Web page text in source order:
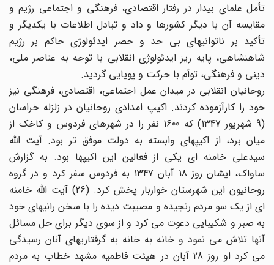
تأمل علمای بیدار در رفتار اقتصادی، فرهنگی و اجتماعی رژیم و
مقایسه آن با دیگر کشورها و داد و تبادل اطلاعات با یکدیگر و
تأکید بر ناتوانیهای بی حد و حصر ایدئولوژی حاکم بر رژیم
شاهنشاهی، پایه ریز ایدئولوژی انقلابی با توجه به عناصر ملی،
دینی و فرهنگی، توأم با حرکت و پویایی گردید.
روحانیان انقلابی در میدان عمل اجتماعی، اقتصادی، فرهنگی نیز
خود را کارآزموده کردند. اکیپ امدادی روحانیان در زلزله خراسان
(9 شهریور 1347) که 1600 نفر را در شهرهای فردوس و کاخک از
میان برد، از اکیپهای وابسته به دولت موفق تر بود. آیت الله
سیدعلی خامنه ای یکی از فعالین این اکیپها بود. به گزارش
ساواک، ایشان روز 18 آبان 1347 به فردوس سفر کرد و در گروه
روحانیون این شهرستان خواربار پخش کرد. (26) آیت الله خامنه
ای از یک سو مردم رنجیده و مصیبت دیده را با سخن رانیهای خود
به صبر و شکیبایی دعوت می کرد و از سوی دیگر برای حل مسائل
آنها تلاش می نمود و خانه به خانه به گرفتاریهای آنان رسیدگی
می کرد او روز 28 آبان در هیئت فاطمیه مشهد خطاب به مردم